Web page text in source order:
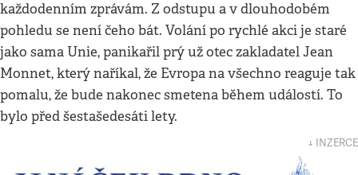
každodenním zprávám. Z odstupu a v dlouhodobém
pohledu se není čeho bát. Volání po rychlé akci je staré
jako sama Unie, panikařil prý už otec zakladatel Jean
Monnet, který naříkal, že Evropa na všechno reaguje tak
pomalu, že bude nakonec smetena během událostí. To
bylo před šestašedesáti lety.
↓ INZERCE